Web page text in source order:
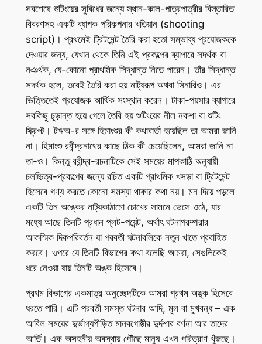
সবশেষে শুটিংয়ের সুবিধের জন্যে স্থান-কাল-পাত্রপাত্রীর বিস্তারিত
বিবরণসহ একটি ব্যাপক পরিকল্পনার খতিয়ান (shooting
script)। প্রথমেই ট্রিটমেন্ট তৈরি করা হতো সম্ভাব্য প্রযোজককে
দেওয়ার জন্য, যেখান থেকে তিনি এই প্রকল্পের ব্যাপারে সদর্থক বা
নঞর্থক, যে-কোনো প্রাথমিক সিদ্ধান্ত নিতে পারেন। তাঁর সিদ্ধান্ত
সদর্থক হলে, তবেই তৈরি করা হয় নাট্যরূপ অথবা সিনারিও। এর
ভিত্তিতেই প্রযোজক আর্থিক সংস্থান করেন। টাকা-পয়সার ব্যাপারে
সবকিছু চূড়ান্ত হয়ে গেলে তৈরি হয় শুটিংয়ের নীল নকশা বা শুটিং
স্ক্রিপ্ট। টঋঅ-র সঙ্গে হিমাংশুর কী কথাবার্তা হয়েছিল তা আমরা জানি
না। হিমাংশু রবীন্দ্রনাথের কাছে ঠিক কী চেয়েছিলেন, আমরা জানি না
তা-ও। কিন্তু রবীন্দ্র-রচনাটিকে সেই সময়ের মাপকাঠি অনুযায়ী
চলচ্চিত্র-প্রকল্পের জন্যে রচিত একটি প্রাথমিক খসড়া বা ট্রিটমেন্ট
হিসেবে গণ্য করতে কোনো সমস্যা থাকার কথা নয়। মন দিয়ে পড়লে
একটি তিন অঙ্কের নাট্যকাঠামো চোখের সামনে ভেসে ওঠে, যার
মধ্যে আছে তিনটি প্রধান প্লট-পয়েন্ট, অর্থাৎ ঘটনাপরম্পরার
আকস্মিক দিকপরিবর্তন যা পরবর্তী ঘটনাবলিকে নতুন খাতে প্রবাহিত
করবে। ওপরে যে তিনটি বিভাগের কথা বলেছি আমরা, সেগুলিকেই
ধরে নেওয়া যায় তিনটি অঙ্ক হিসেবে।
প্রথম বিভাগের একমাত্র অনুচ্ছেদটিকে আমরা প্রথম অঙ্ক হিসেবে
ধরতে পারি। এটি পরবর্তী সমস্ত ঘটনার আদি, মূল বা মুখবন্ধ – এক
আবিল সময়ের দুর্ভাগ্যপীড়িত মানবগোষ্ঠীর দুর্দশার বর্ণনা আর তাদের
আর্তি। এক অসহনীয় অবস্থায় পৌঁছে মানুষ এখন পরিত্রাণ খুঁজছে।